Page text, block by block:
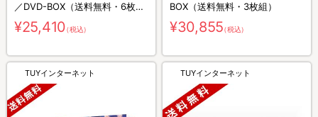
／DVD-BOX（送料無料・6枚
組）
¥25,410（税込）
BOX（送料無料・3枚組）
¥30,855（税込）
TUYインターネット TUYインターネット